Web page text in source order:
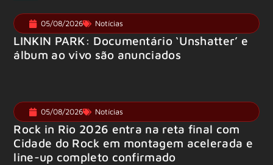
05/08/2026 Notícias
LINKIN PARK: Documentário ‘Unshatter’ e
álbum ao vivo são anunciados
05/08/2026 Notícias
Rock in Rio 2026 entra na reta final com
Cidade do Rock em montagem acelerada e
line-up completo confirmado